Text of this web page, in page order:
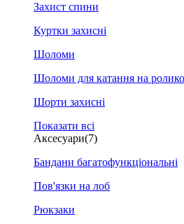
Захист спини
Куртки захисні
Шоломи
Шоломи для катання на
Шорти захисні
Показати всі
Аксесуари(7)
Бандани багатофункціональні
Пов'язки на лоб
Рюкзаки